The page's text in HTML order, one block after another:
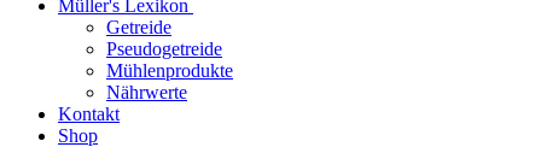
Müller's Lexikon
Getreide
Pseudogetreide
Mühlenprodukte
Nährwerte
Kontakt
Shop